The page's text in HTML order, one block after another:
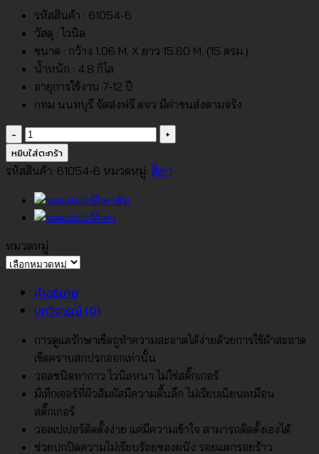
รหัสสินค้า : 61054-6
วัสดุ : ไวนิล
ขนาด : กว้าง 1.06 M. X ยาว 15.60 M. (15 ตรม.)
น้ำหนัก : 4.8 กิโล
อายุการใช้งาน 7-12 ปี
กทม นนทบุรี จัดส่งฟรี ตจว มีค่าขนส่งตามจริง
จำนวน
วอลเปเปอร์
สี
No.61054-
6
ชิ้น
หยิบใส่ตะกร้า
รหัสสินค้า: 61054-6 หมวดหมู่: สีเทา
หมวดหมู่
หมวด
คำอธิบาย
บทวิจารณ์ (0)
การดูแลรักษาเช็ดถูทำความสะอาดได้ง่ายด้วยการใช้ผ้าสะอาด
เช็ดคราบสกปรกออกเท่านั้น
วอลชนิดทากาว ไวนิลหนา ไม่ใช่สติ๊กเกอร์
มีเท็กเจอร์ที่ผิวสัมผัสมีความตื้นลึก ไม่เรียบเนียนเหมือน
สติ๊กเกอร์
วอลเปเปอร์ติดตั้งง่าย แค่มีความเข้าใจ สามารถติดตั้งเองได้
ช่วยปกปิดความไม่เรียบร้อยของผนัง รอยแตกรอยร้าว